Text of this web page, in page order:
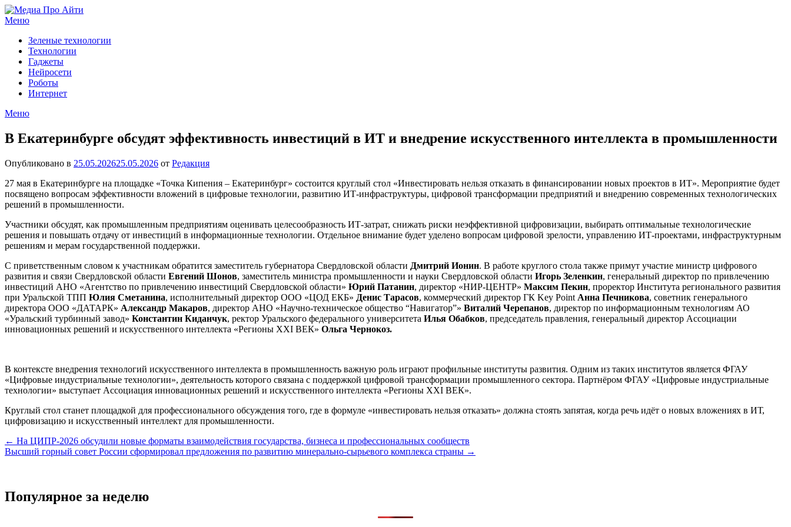
Перейти
к
Меню
Зеленые технологии
Технологии
Гаджеты
Нейросети
Роботы
Интернет
Меню
В Екатеринбурге обсудят эффективность инвестиций в ИТ и внедрение искусственного интеллекта в промышленности
Опубликовано в 25.05.202625.05.2026 от Редакция
27 мая в Екатеринбурге на площадке «Точка Кипения – Екатеринбург» состоится круглый стол «Инвестировать нельзя отказать в финансировании новых проектов в ИТ». Мероприятие будет
посвящено вопросам эффективности вложений в цифровые технологии, развитию ИТ-инфраструктуры, цифровой трансформации предприятий и внедрению современных технологических
решений в промышленности.
Участники обсудят, как промышленным предприятиям оценивать целесообразность ИТ-затрат, снижать риски неэффективной цифровизации, выбирать оптимальные технологические
решения и повышать отдачу от инвестиций в информационные технологии. Отдельное внимание будет уделено вопросам цифровой зрелости, управлению ИТ-проектами, инфраструктурным
решениям и мерам государственной поддержки.
С приветственным словом к участникам обратится заместитель губернатора Свердловской области Дмитрий Ионин. В работе круглого стола также примут участие министр цифрового
развития и связи Свердловской области Евгений Шонов, заместитель министра промышленности и науки Свердловской области Игорь Зеленкин, генеральный директор по привлечению
инвестиций АНО «Агентство по привлечению инвестиций Свердловской области» Юрий Патанин, директор «НИР-ЦЕНТР» Максим Пекин, проректор Института регионального развития
при Уральской ТПП Юлия Сметанина, исполнительный директор ООО «ЦОД ЕКБ» Денис Тарасов, коммерческий директор ГК Key Point Анна Печникова, советник генерального
директора ООО «ДАТАРК» Александр Макаров, директор АНО «Научно-техническое общество “Навигатор”» Виталий Черепанов, директор по информационным технологиям АО
«Уральский турбинный завод» Константин Киданчук, ректор Уральского федерального университета Илья Обабков, председатель правления, генеральный директор Ассоциации
инновационных решений и искусственного интеллекта «Регионы XXI ВЕК» Ольга Чернокоз.
В контексте внедрения технологий искусственного интеллекта в промышленность важную роль играют профильные институты развития. Одним из таких институтов является ФГАУ
«Цифровые индустриальные технологии», деятельность которого связана с поддержкой цифровой трансформации промышленного сектора. Партнёром ФГАУ «Цифровые индустриальные
технологии» выступает Ассоциация инновационных решений и искусственного интеллекта «Регионы XXI ВЕК».
Круглый стол станет площадкой для профессионального обсуждения того, где в формуле «инвестировать нельзя отказать» должна стоять запятая, когда речь идёт о новых вложениях в ИТ,
цифровизацию и искусственный интеллект для промышленности.
Навигация
по
← На ЦИПР-2026 обсудили новые форматы взаимодействия государства, бизнеса и профессиональных сообществ
Высший горный совет России сформировал предложения по развитию минерально-сырьевого комплекса страны →
Популярное за неделю